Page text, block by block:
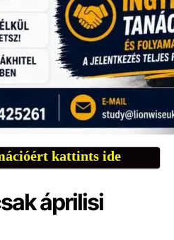
kattints ide
áprilisi